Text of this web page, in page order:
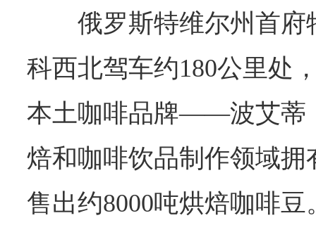
俄罗斯特维尔州首
科西北驾车约180公里处
本土咖啡品牌——波艾蒂
焙和咖啡饮品制作领域拥
售出约8000吨烘焙咖啡豆